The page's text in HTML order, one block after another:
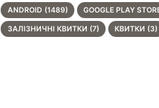
ANDROID (1489) GOOGLE PLAY
ЗАЛІЗНИЧНІ КВИТКИ (7) КВИТКИ (3)